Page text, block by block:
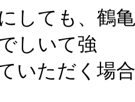
しても、鶴
しいて強
いただく場